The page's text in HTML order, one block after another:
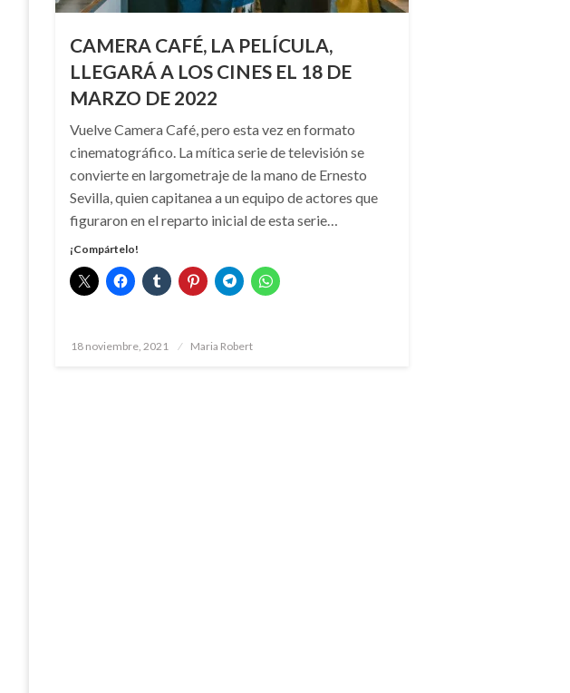
CAMERA CAFÉ, LA PELÍCULA,
LLEGARÁ A LOS CINES EL 18 DE
MARZO DE 2022
Vuelve Camera Café, pero esta vez en formato
cinematográfico. La mítica serie de televisión se
convierte en largometraje de la mano de Ernesto
Sevilla, quien capitanea a un equipo de actores que
figuraron en el reparto inicial de esta serie…
¡Compártelo!
Publicado
18 noviembre, 2021 Maria Robert